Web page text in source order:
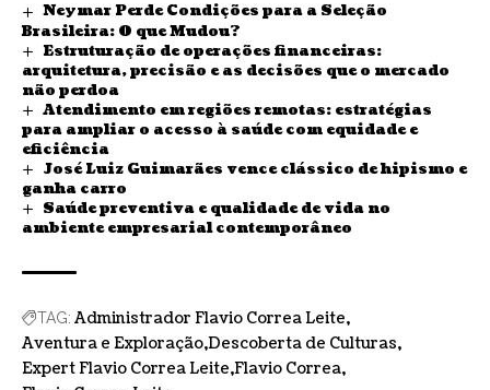
Neymar Perde Condições para a Seleção
Brasileira: O que Mudou?
Estruturação de operações financeiras:
arquitetura, precisão e as decisões que o mercado
não perdoa
Atendimento em regiões remotas: estratégias
para ampliar o acesso à saúde com equidade e
eficiência
José Luiz Guimarães vence clássico de hipismo e
ganha carro
Saúde preventiva e qualidade de vida no
ambiente empresarial contemporâneo
TAG: Administrador Flavio Correa Leite
Aventura e Exploração Descoberta de Culturas
Expert Flavio Correa Leite Flavio Correa